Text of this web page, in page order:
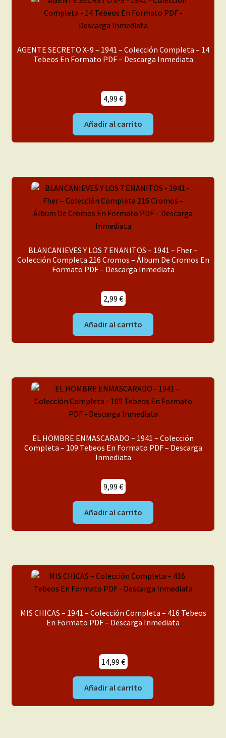
AGENTE SECRETO X-9 – 1941 – Colección Completa – 14
Tebeos En Formato PDF – Descarga Inmediata
4,99 €
Añadir al carrito
BLANCANIEVES Y LOS 7 ENANITOS – 1941 – Fher –
Colección Completa 216 Cromos – Álbum De Cromos En
Formato PDF – Descarga Inmediata
2,99 €
Añadir al carrito
EL HOMBRE ENMASCARADO – 1941 – Colección
Completa – 109 Tebeos En Formato PDF – Descarga
Inmediata
9,99 €
Añadir al carrito
MIS CHICAS – 1941 – Colección Completa – 416 Tebeos
En Formato PDF – Descarga Inmediata
14,99 €
Añadir al carrito